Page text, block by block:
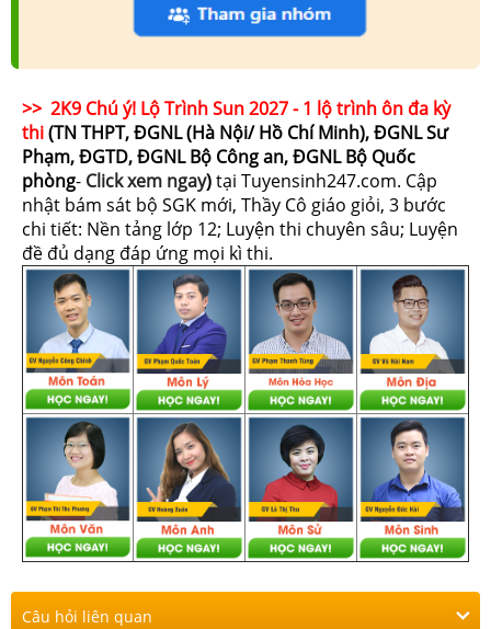
>> 2K9 Chú ý! Lộ Trình Sun 2027 - 1 lộ trình ôn đa kỳ
thi(TN THPT, ĐGNL (Hà Nội/ Hồ Chí Minh), ĐGNL Sư
Phạm, ĐGTD, ĐGNL Bộ Công an, ĐGNL Bộ Quốc
phòng- Click xem ngay)tại Tuyensinh247.com. Cập
nhật bám sát bộ SGK mới, Thầy Cô giáo giỏi, 3 bước
chi tiết: Nền tảng lớp 12; Luyện thi chuyên sâu; Luyện
đề đủ dạng đáp ứng mọi kì thi.
Câu hỏi liên quan